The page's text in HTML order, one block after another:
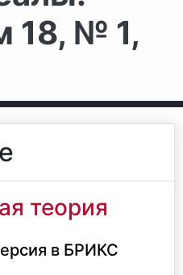
18, № 1,
теория
в БРИКС